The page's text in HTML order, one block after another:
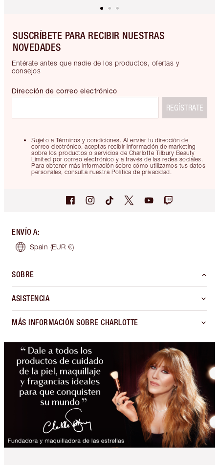
SUSCRÍBETE PARA RECIBIR NUESTRAS
NOVEDADES
Entérate antes que nadie de los productos, ofertas y
consejos
Sujeto a Términos y condiciones. Al enviar tu dirección de
correo electrónico, aceptas recibir información de marketing
sobre los productos o servicios de Charlotte Tilbury Beauty
Limited por correo electrónico y a través de las redes sociales.
Para obtener más información sobre cómo utilizamos tus datos
personales, consulta nuestra Política de privacidad.
Dirección de correo electrónico
REGÍSTRATE
ENVÍO A:
Spain (EUR €)
SOBRE
ASISTENCIA
MÁS INFORMACIÓN SOBRE CHARLOTTE